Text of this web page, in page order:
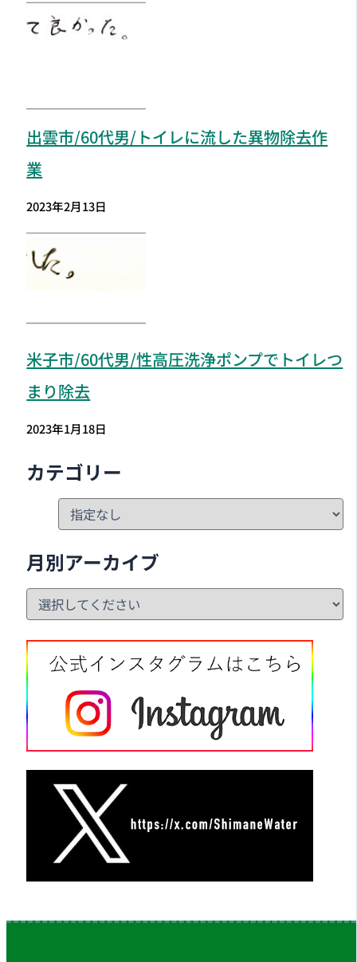
出雲市/60代男/トイレに流した異物除去作
業
2023年2月13日
米子市/60代男/性高圧洗浄ポンプでトイレつ
まり除去
2023年1月18日
カテゴリー
月別アーカイブ